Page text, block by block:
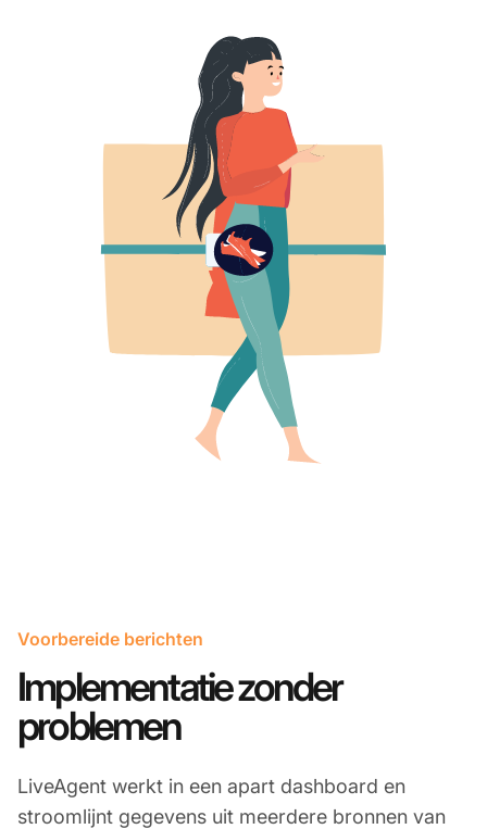
Voorbereide berichten
Implementatie zonder
problemen
LiveAgent werkt in een apart dashboard en
stroomlijnt gegevens uit meerdere bronnen van